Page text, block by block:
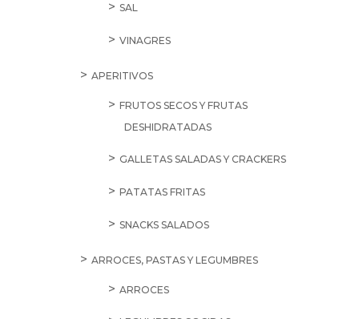
SAL
VINAGRES
APERITIVOS
FRUTOS SECOS Y FRUTAS
DESHIDRATADAS
GALLETAS SALADAS Y CRACKERS
PATATAS FRITAS
SNACKS SALADOS
ARROCES, PASTAS Y LEGUMBRES
ARROCES